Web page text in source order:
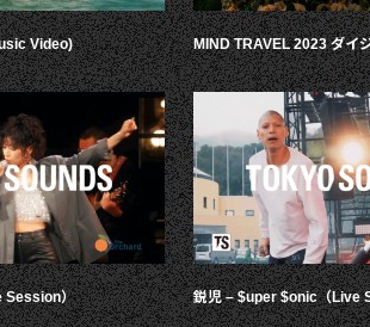
Video)
Session）
MIND TRAVEL 2023 ダイ
鋭児 – $uper $onic（Live